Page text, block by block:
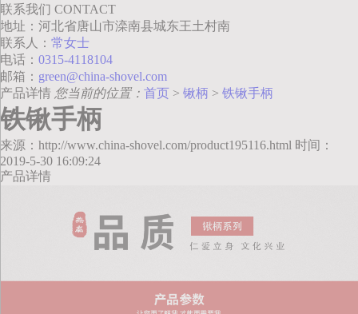
联系我们 CONTACT
地址：河北省唐山市滦南县城东王土村南
联系人： 常女士
电话： 0315-4118104
邮箱： green@china-shovel.com
产品详情 您当前的位置： 首页 > 锹柄 > 铁锹手柄
铁锹手柄
来源：http://www.china-shovel.com/product195116.html 时间：
2019-5-30 16:09:24
产品详情